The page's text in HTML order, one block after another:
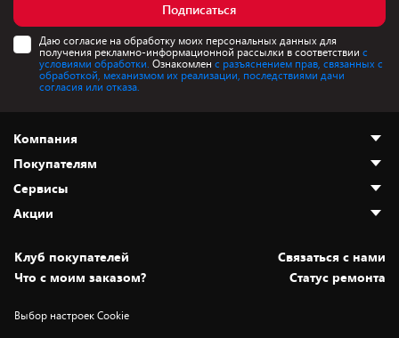
Подписаться
Даю согласие на обработку моих персональных данных для
получения рекламно-информационной рассылки в соответствии с
условиями обработки. Ознакомлен с разъяснением прав, связанных с
обработкой, механизмом их реализации, последствиями дачи
согласия или отказа.
Компания
О нас
Адреса магазинов
Новости
Статьи и обзоры
Вакансии
Дай пять добру!
Покупателям
Как сделать заказ
Оплата и доставка
Безналичный расчёт
Обмен и возврат товара
Обработка персональных данных
Сервисы
Установка техники
Для игровых консолей
Для мобильных устройств
Акции
Скидки и промокоды
Белорусские товары
Бонусы
Клуб покупателей
Cвязаться с нами
Что с моим заказом?
Статус ремонта
Выбор настроек Cookie